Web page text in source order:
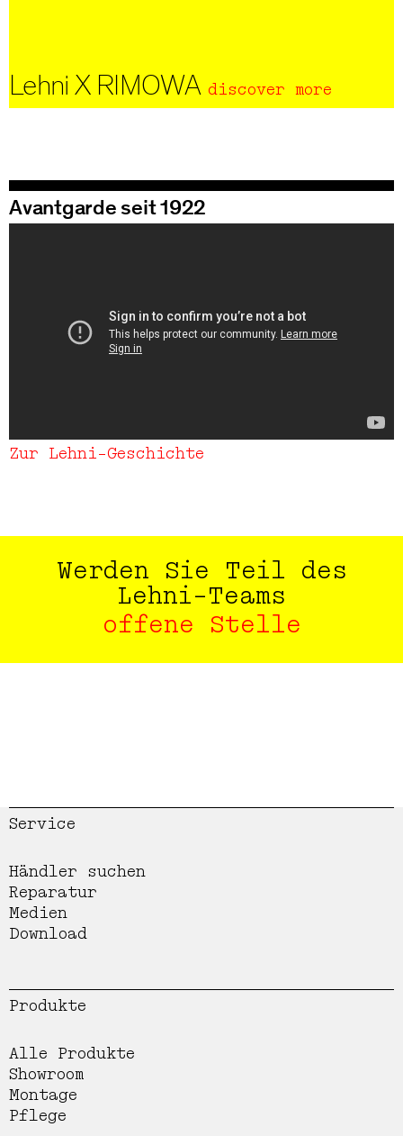
Lehni X RIMOWA discover more
Avantgarde seit 1922
Zur Lehni-Geschichte
Werden Sie Teil des
Lehni-Teams
offene Stelle
Service
Händler suchen
Reparatur
Medien
Download
Produkte
Alle Produkte
Showroom
Montage
Pflege